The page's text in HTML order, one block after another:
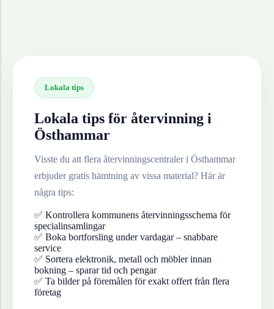
Lokala tips
Lokala tips för återvinning i
Östhammar
Visste du att flera återvinningscentraler i Östhammar
erbjuder gratis hämtning av vissa material? Här är
några tips:
✅ Kontrollera kommunens återvinningsschema för
specialinsamlingar
✅ Boka bortforsling under vardagar – snabbare
service
✅ Sortera elektronik, metall och möbler innan
bokning – sparar tid och pengar
✅ Ta bilder på föremålen för exakt offert från flera
företag